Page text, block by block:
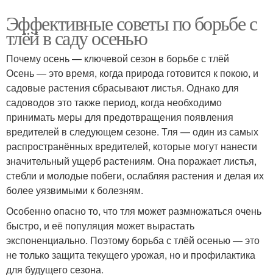
Эффективные советы по борьбе с
тлёй в саду осенью
Почему осень — ключевой сезон в борьбе с тлёй
Осень — это время, когда природа готовится к покою, и
садовые растения сбрасывают листья. Однако для
садоводов это также период, когда необходимо
принимать меры для предотвращения появления
вредителей в следующем сезоне. Тля — один из самых
распространённых вредителей, которые могут нанести
значительный ущерб растениям. Она поражает листья,
стебли и молодые побеги, ослабляя растения и делая их
более уязвимыми к болезням.
Особенно опасно то, что тля может размножаться очень
быстро, и её популяция может вырастать
экспоненциально. Поэтому борьба с тлёй осенью — это
не только защита текущего урожая, но и профилактика
для будущего сезона.